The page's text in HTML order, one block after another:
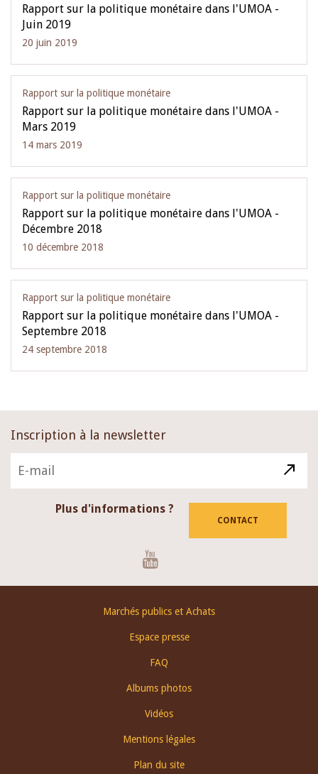
Rapport sur la politique monétaire dans l'UMOA -
Juin 2019
20 juin 2019
Rapport sur la politique monétaire
Rapport sur la politique monétaire dans l'UMOA -
Mars 2019
14 mars 2019
Rapport sur la politique monétaire
Rapport sur la politique monétaire dans l'UMOA -
Décembre 2018
10 décembre 2018
Rapport sur la politique monétaire
Rapport sur la politique monétaire dans l'UMOA -
Septembre 2018
24 septembre 2018
Inscription à la newsletter
Plus d'informations ?
CONTACT
Marchés publics et Achats
Espace presse
FAQ
Albums photos
Vidéos
Mentions légales
Plan du site